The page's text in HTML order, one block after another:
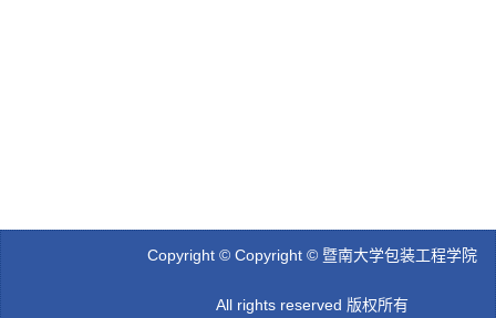
Copyright © Copyright © 暨南大学包装工程学院
All rights reserved 版权所有